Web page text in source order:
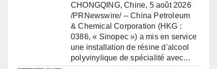
CHONGQING, Chine, 5 août 2026
/PRNewswire/ -- China Petroleum
& Chemical Corporation (HKG :
0386, « Sinopec ») a mis en service
une installation de résine d'alcool
polyvinylique de spécialité avec…